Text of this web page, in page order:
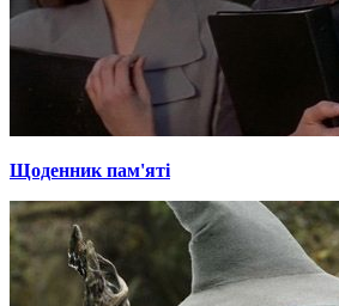
Щоденник пам'яті